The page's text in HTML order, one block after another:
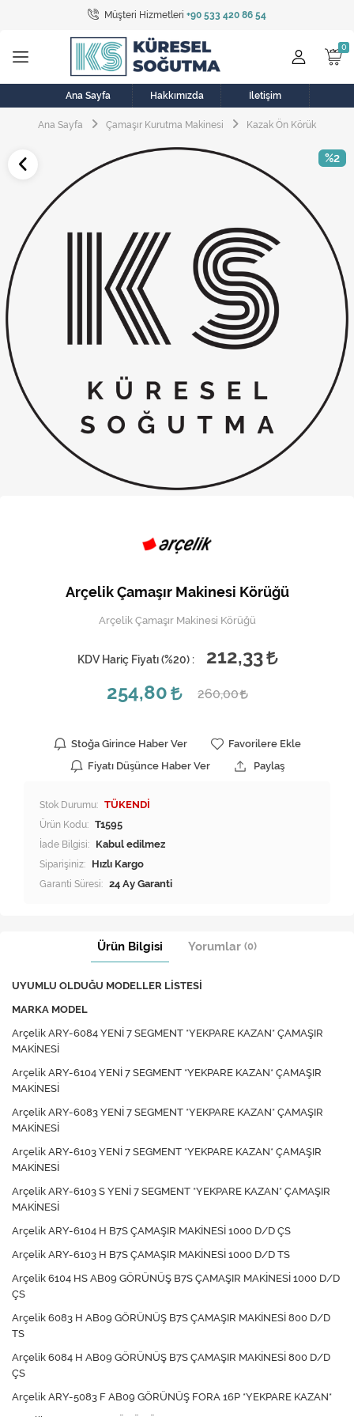
Müşteri Hizmetleri +90 533 420 86 54
Tüm Kategoriler
Bulaşık Makinesi
Buzdolabı
Çamaşır Kurutma Makinesi
Elektrikli Aksamlar
Elektrikli Süpürge
Fan
Fırın, Ocak ve Aspiratör
Klima
Kombi
Musluk
Ana Sayfa Hakkımızda İletişim
Ana Sayfa Çamaşır Kurutma Makinesi Kazak Ön Körük
%2
Arçelik Çamaşır Makinesi Körüğü
Arçelik Çamaşır Makinesi Körüğü
KDV Hariç Fiyatı (%20) :
212,33
254,80
260,00
Stoğa Girince Haber Ver
Favorilere Ekle
Fiyatı Düşünce Haber Ver
Paylaş
Stok Durumu: TÜKENDİ
Ürün Kodu: T1595
İade Bilgisi:
Siparişiniz: Hızlı Kargo
Garanti Süresi: 24 Ay Garanti
Ürün Bilgisi Yorumlar (0)
UYUMLU OLDUĞU MODELLER LİSTESİ
MARKA MODEL
Arçelik ARY-6084 YENİ 7 SEGMENT *YEKPARE KAZAN* ÇAMAŞIR
MAKİNESİ
Arçelik ARY-6104 YENİ 7 SEGMENT *YEKPARE KAZAN* ÇAMAŞIR
MAKİNESİ
Arçelik ARY-6083 YENİ 7 SEGMENT *YEKPARE KAZAN* ÇAMAŞIR
MAKİNESİ
Arçelik ARY-6103 YENİ 7 SEGMENT *YEKPARE KAZAN* ÇAMAŞIR
MAKİNESİ
Arçelik ARY-6103 S YENİ 7 SEGMENT *YEKPARE KAZAN* ÇAMAŞIR
MAKİNESİ
Arçelik ARY-6104 H B7S ÇAMAŞIR MAKİNESİ 1000 D/D ÇS
Arçelik ARY-6103 H B7S ÇAMAŞIR MAKİNESİ 1000 D/D TS
Arçelik 6104 HS AB09 GÖRÜNÜŞ B7S ÇAMAŞIR MAKİNESİ 1000 D/D
ÇS
Arçelik 6083 H AB09 GÖRÜNÜŞ B7S ÇAMAŞIR MAKİNESİ 800 D/D
TS
Arçelik 6084 H AB09 GÖRÜNÜŞ B7S ÇAMAŞIR MAKİNESİ 800 D/D
ÇS
Arçelik ARY-5083 F AB09 GÖRÜNÜŞ FORA 16P *YEKPARE KAZAN*